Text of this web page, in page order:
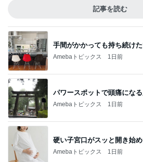
記事を読む
手間がかかっても持ち続け
Amebaトピックス 1日前
パワースポットで頭痛にな
Amebaトピックス 1日前
硬い子宮口がスッと開き始
Amebaトピックス 1日前